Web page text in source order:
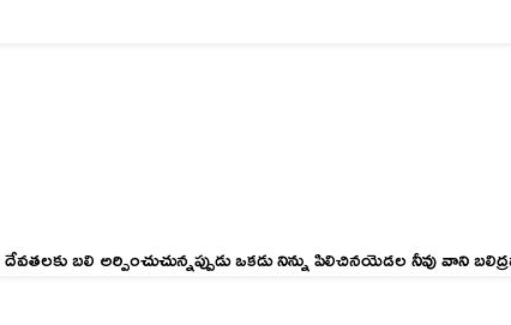
బలి అర్పించుచున్నప్పుడు ఒకడు నిన్ను పిలిచినయెడల నీవు వాని